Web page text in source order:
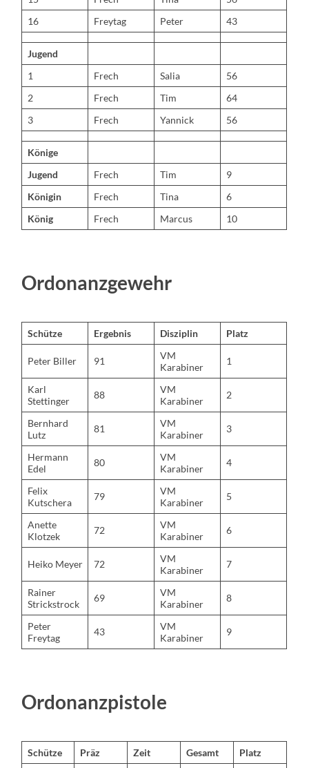
16
Freytag Peter 43
Jugend
1
Frech Salia
56
2
Frech Tim
64
3
Frech Yannick 56
Könige
Jugend
Frech Tim
9
Königin
Frech Tina
6
König
Frech Marcus 10
Ordonanzgewehr
Schütze Ergebnis Disziplin Platz
Peter Biller 91
VM
Karabiner
1
Karl
Stettinger
88
VM
Karabiner
2
Bernhard
Lutz
81
VM
Karabiner
3
Hermann
Edel
80
VM
Karabiner
4
Felix
Kutschera
79
VM
Karabiner
5
Anette
Klotzek
72
VM
Karabiner
6
Heiko Meyer 72
VM
Karabiner
7
Rainer
Strickstrock
69
VM
Karabiner
8
Peter
Freytag
43
VM
Karabiner
9
Ordonanzpistole
Schütze Präz Zeit Gesamt
Platz